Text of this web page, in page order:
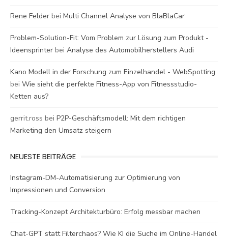
Rene Felder bei Multi Channel Analyse von BlaBlaCar
Problem-Solution-Fit: Vom Problem zur Lösung zum Produkt -
Ideensprinter bei Analyse des Automobilherstellers Audi
Kano Modell in der Forschung zum Einzelhandel - WebSpotting
bei Wie sieht die perfekte Fitness-App von Fitnessstudio-
Ketten aus?
gerrit.ross bei P2P-Geschäftsmodell: Mit dem richtigen
Marketing den Umsatz steigern
NEUESTE BEITRÄGE
Instagram-DM-Automatisierung zur Optimierung von
Impressionen und Conversion
Tracking-Konzept Architekturbüro: Erfolg messbar machen
Chat-GPT statt Filterchaos? Wie KI die Suche im Online-Handel